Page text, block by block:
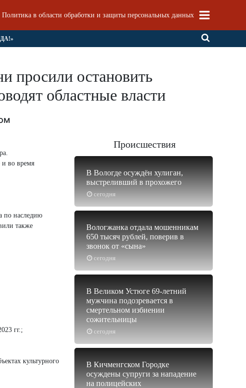
Политика в области обработки и защиты персональных данных
просили остановить
областные власти
и во время
по наследию
также
гг.;
культурного
Происшествия
сегодня
В Вологде осуждён хулиган,
выстреливший в прохожего
сегодня
Вологжанка отдала мошенникам
650 тысяч рублей, поверив в
звонок от «сына»
сегодня
В Великом Устюге 69-летний
мужчина подозревается в
смертельном избиении
сожительницы
В Кичменгском Городке
осуждены супруги за нападение
на полицейских